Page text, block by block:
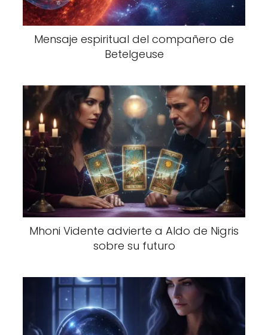
Mensaje espiritual del compañero de
Betelgeuse
Mhoni Vidente advierte a Aldo de Nigris
sobre su futuro